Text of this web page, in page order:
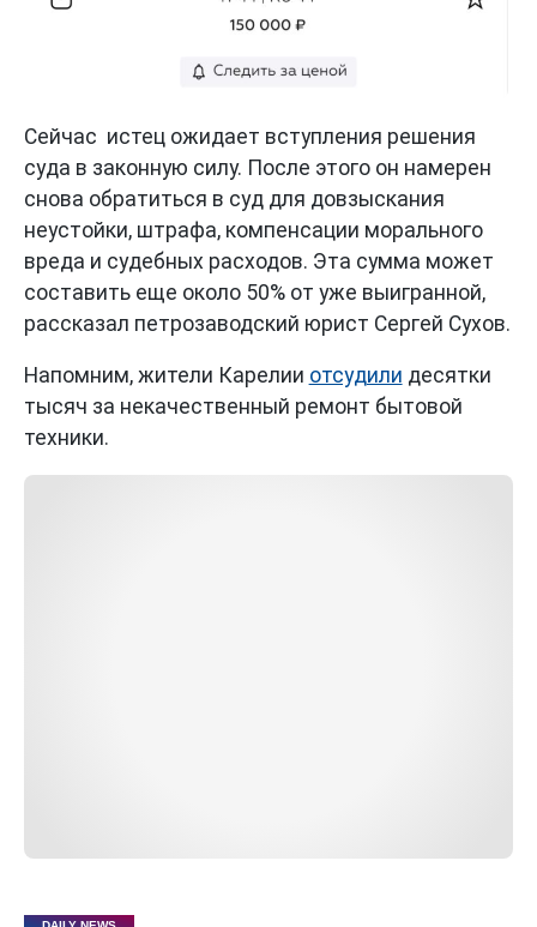
Сейчас истец ожидает вступления решения
суда в законную силу. После этого он намерен
снова обратиться в суд для довзыскания
неустойки, штрафа, компенсации морального
вреда и судебных расходов. Эта сумма может
составить еще около 50% от уже выигранной,
рассказал петрозаводский юрист Сергей Сухов.
Напомним, жители Карелии отсудили десятки
тысяч за некачественный ремонт бытовой
техники.